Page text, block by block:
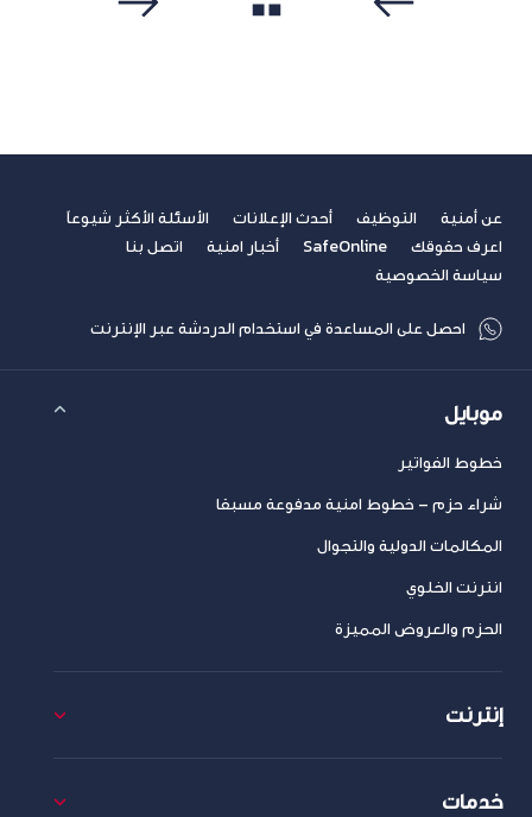
عن أمنية التوظيف أحدث الإعلانات
الأسئلة الأكثر شيوعاً
اعرف حقوقك
SafeOnline أخبار امنية
اتصل بنا
سياسة الخصوصية
احصل على المساعدة في استخدام الدردشة عبر الإنترنت
موبايل
خطوط الفواتير
شراء حزم – خطوط امنية مدفوعة مسبقا
المكالمات الدولية والتجوال
انترنت الخلوي
الحزم والعروض المميزة
إنترنت
خدمات